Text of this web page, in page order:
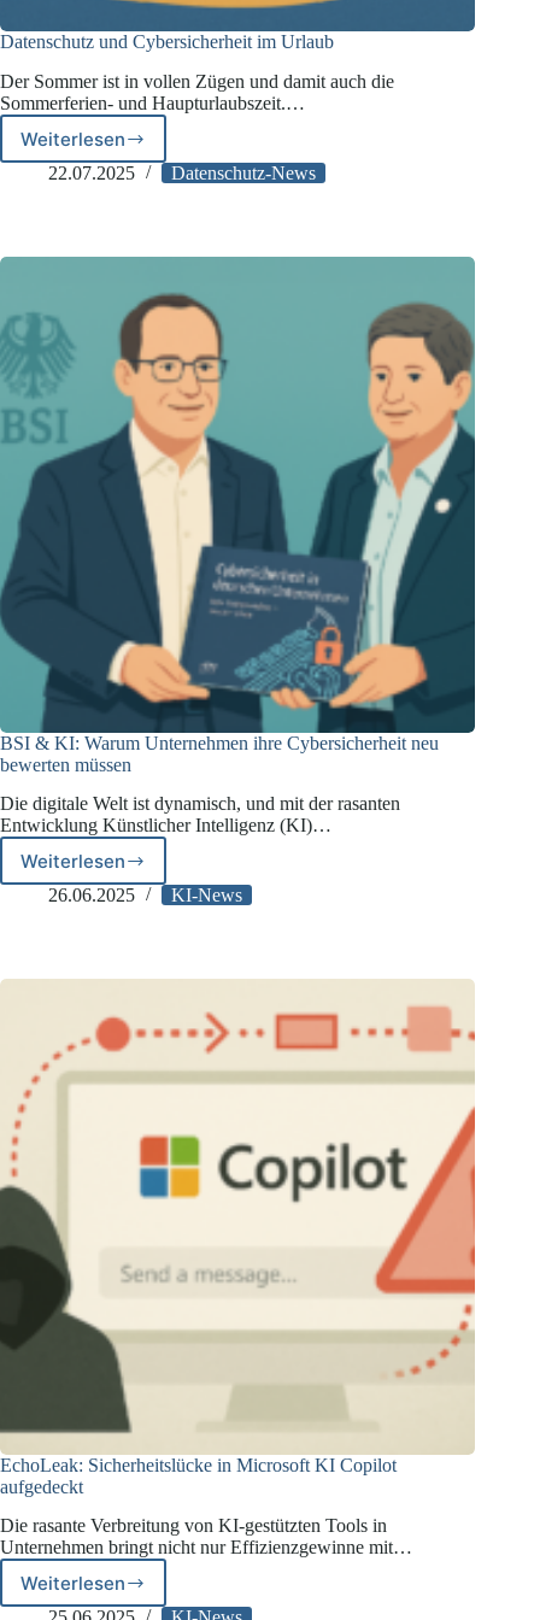
Datenschutz und Cybersicherheit im Urlaub
Der Sommer ist in vollen Zügen und damit auch die
Sommerferien- und Haupturlaubszeit.…
WeiterlesenDatenschutz
und
22.07.2025 Datenschutz-News
BSI & KI: Warum Unternehmen ihre Cybersicherheit neu
bewerten müssen
Die digitale Welt ist dynamisch, und mit der rasanten
Entwicklung Künstlicher Intelligenz (KI)…
Weiterlesen
BSI
&
ihre
Cybersicherheit
neu
bewerten
müssen
26.06.2025 KI-News
EchoLeak: Sicherheitslücke in Microsoft KI Copilot
aufgedeckt
Die rasante Verbreitung von KI-gestützten Tools in
Unternehmen bringt nicht nur Effizienzgewinne mit…
Weiterlesen
EchoLeak: